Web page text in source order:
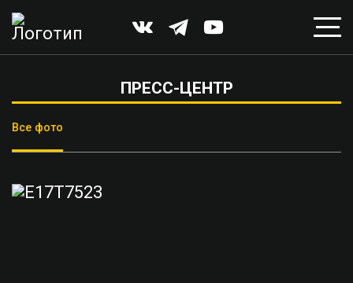
ПРЕСС-ЦЕНТР
Все фото